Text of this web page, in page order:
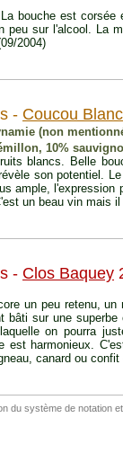
bouche est
peu sur l'alcool. La
2004)
- Coucou Blanc
(non
10%
blancs. Belle
son potentiel.
ample,
un beau vin mais
- Clos Baquey
un peu retenu,
bâti sur une
on pourra
est harmonieux.
canard ou confit
du système de notation